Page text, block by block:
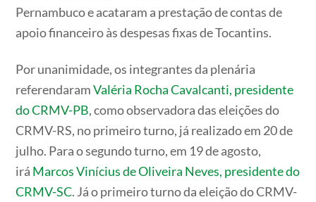
Pernambuco e acataram a prestação de contas de
apoio financeiro às despesas fixas de Tocantins.
Por unanimidade, os integrantes da plenária
referendaramValéria Rocha Cavalcanti, presidente
do CRMV-PB, como observadora das eleições do
CRMV-RS, no primeiro turno, já realizado em 20 de
julho. Para o segundo turno, em 19 de agosto,
irá Marcos Vinícius de Oliveira Neves, presidente do
CRMV-SC. Já o primeiro turno da eleição do CRMV-